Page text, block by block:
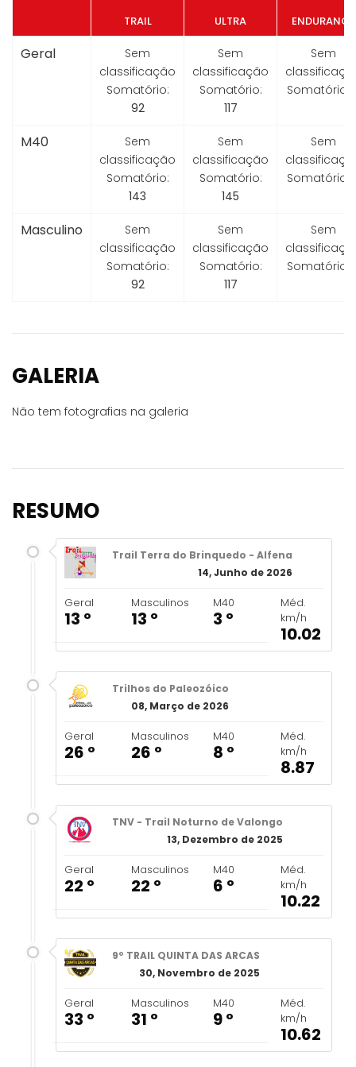
TRAIL ULTRA ENDURANCE
Geral
Sem
classificação
Somatório:
92
Sem
classificação
Somatório:
117
Sem
Somatório:
M40
Sem
classificação
Somatório:
143
Sem
classificação
Somatório:
145
Sem
Somatório:
Masculino
Sem
classificação
Somatório:
92
Sem
classificação
Somatório:
117
Sem
Somatório:
GALERIA
Não tem fotografias na galeria
RESUMO
Trail Terra do Brinquedo - Alfena
14, Junho de 2026
Geral
13 º
Masculinos
13 º
M40
3 º
Méd.
km/h
10.02
Trilhos do Paleozóico
08, Março de 2026
Geral
26 º
Masculinos
26 º
M40
8 º
Méd.
km/h
8.87
TNV - Trail Noturno de Valongo
13, Dezembro de 2025
Geral
22 º
Masculinos
22 º
M40
6 º
Méd.
km/h
10.22
9º TRAIL QUINTA DAS ARCAS
30, Novembro de 2025
Geral
33 º
Masculinos
31 º
M40
9 º
Méd.
km/h
10.62